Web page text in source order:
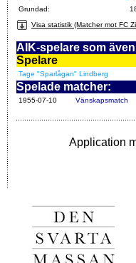
Grundad:
Visa statistik (Matcher mot FC
AIK-spelare som
Spelare
Tage "Sparlågan" Lindberg
Spelade matcher:
1955-07-10 Vänskapsmatch
Application